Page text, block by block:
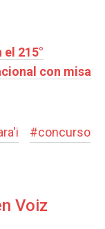
215°
con misa
#concurso
Voiz